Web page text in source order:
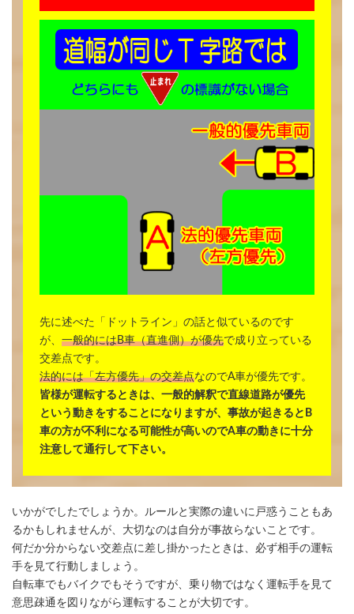
先に述べた「ドットライン」の話と似ているのです
が、 一般的にはB車（直進側）が優先で成り立っている
交差点です。
法的には「左方優先」の交差点なのでA車が優先です。
皆様が運転するときは、一般的解釈で直線道路が優先
という動きをすることになりますが、事故が起きるとB
車の方が不利になる可能性が高いのでA車の動きに十分
注意して通行して下さい。
いかがでしたでしょうか。ルールと実際の違いに戸惑うこともあ
るかもしれませんが、大切なのは自分が事故らないことです。
何だか分からない交差点に差し掛かったときは、必ず相手の運転
手を見て行動しましょう。
自転車でもバイクでもそうですが、乗り物ではなく運転手を見て
意思疎通を図りながら運転することが大切です。